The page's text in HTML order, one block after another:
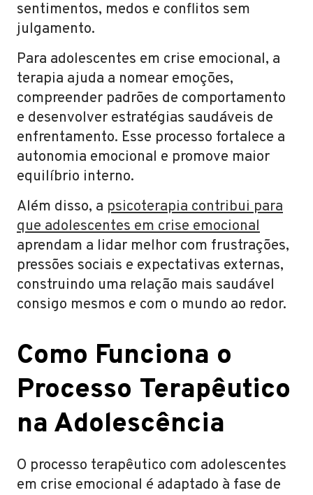
sentimentos, medos e conflitos sem
julgamento.
Para adolescentes em crise emocional, a
terapia ajuda a nomear emoções,
compreender padrões de comportamento
e desenvolver estratégias saudáveis de
enfrentamento. Esse processo fortalece a
autonomia emocional e promove maior
equilíbrio interno.
Além disso, a psicoterapia contribui para
que adolescentes em crise emocional
aprendam a lidar melhor com frustrações,
pressões sociais e expectativas externas,
construindo uma relação mais saudável
consigo mesmos e com o mundo ao redor.
Como Funciona o
Processo Terapêutico
na Adolescência
O processo terapêutico com adolescentes
em crise emocional é adaptado à fase de